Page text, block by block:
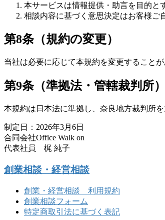
本サービスは情報提供・助言を目的と
相談内容に基づく意思決定はお客様ご
第8条（規約の変更）
当社は必要に応じて本規約を変更すること
第9条（準拠法・管轄裁判所）
本規約は日本法に準拠し、奈良地方裁判所
制定日：2026年3月6日
合同会社Office Walk on
代表社員 梶 純子
創業相談・経営相談
創業・経営相談 利用規約
創業相談フォーム
特定商取引法に基づく表記